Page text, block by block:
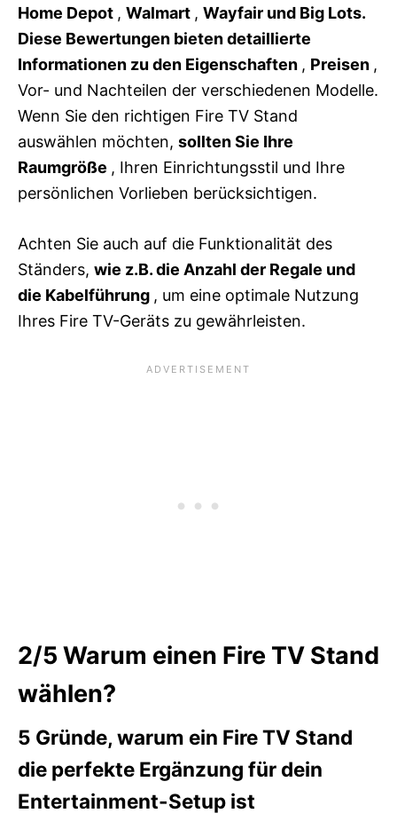
Home Depot , Walmart , Wayfair und Big Lots.
Diese Bewertungen bieten detaillierte
Informationen zu den Eigenschaften , Preisen ,
Vor- und Nachteilen der verschiedenen Modelle.
Wenn Sie den richtigen Fire TV Stand
auswählen möchten, sollten Sie Ihre
Raumgröße , Ihren Einrichtungsstil und Ihre
persönlichen Vorlieben berücksichtigen.
Achten Sie auch auf die Funktionalität des
Ständers, wie z.B. die Anzahl der Regale und
die Kabelführung , um eine optimale Nutzung
Ihres Fire TV-Geräts zu gewährleisten.
2/5 Warum einen Fire TV Stand
wählen?
5 Gründe, warum ein Fire TV Stand
die perfekte Ergänzung für dein
Entertainment-Setup ist